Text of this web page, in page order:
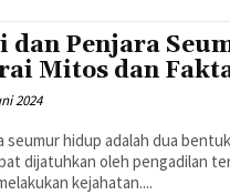
dan Penjara
Mitos dan
2024
seumur hidup adalah dua
dijatuhkan oleh pengadilan
kejahatan....